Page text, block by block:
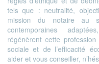
tels que : neutralité,
mission du notaire au
contemporaines
régénèrent cette
sociale et de l’efficacité
aider et vous conseiller,